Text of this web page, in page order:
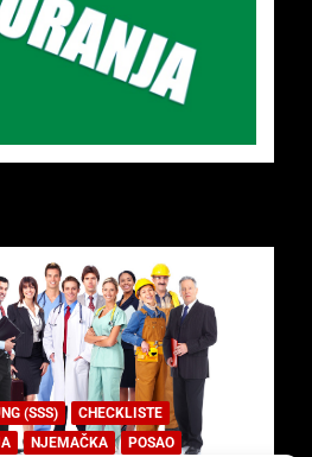
(SSS)
CHECKLISTE
NJEMAČKA POSAO